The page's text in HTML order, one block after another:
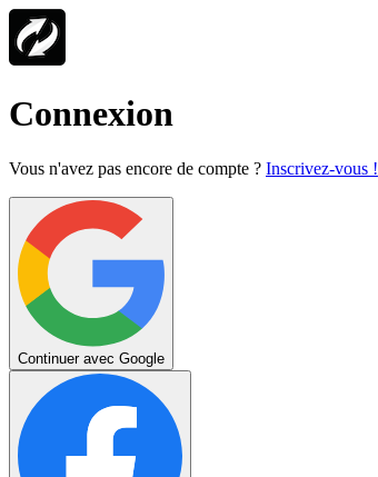
Connexion
Vous n'avez pas encore de compte ? Inscrivez-vous !
Continuer avec Google